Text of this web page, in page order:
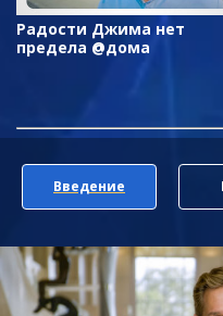
Радости Джима нет
предела @дома
Введение